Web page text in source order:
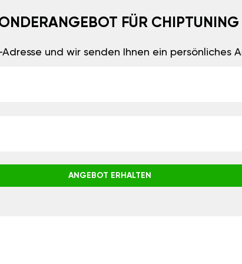
FÜR CHIPTUNING
Adresse und wir senden Ihnen ein persönliches
ANGEBOT ERHALTEN